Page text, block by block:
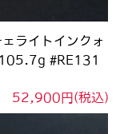
ライトインクォ
#RE131
52,900円(税込)